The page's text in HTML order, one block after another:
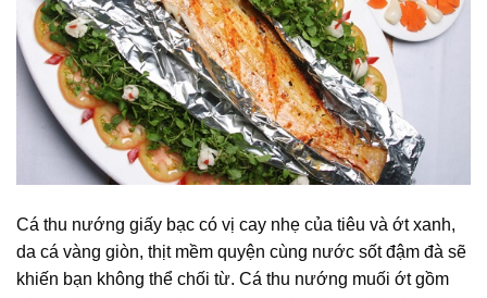
Cá thu nướng giấy bạc có vị cay nhẹ của tiêu và ớt xanh,
da cá vàng giòn, thịt mềm quyện cùng nước sốt đậm đà sẽ
khiến bạn không thể chối từ. Cá thu nướng muối ớt gồm